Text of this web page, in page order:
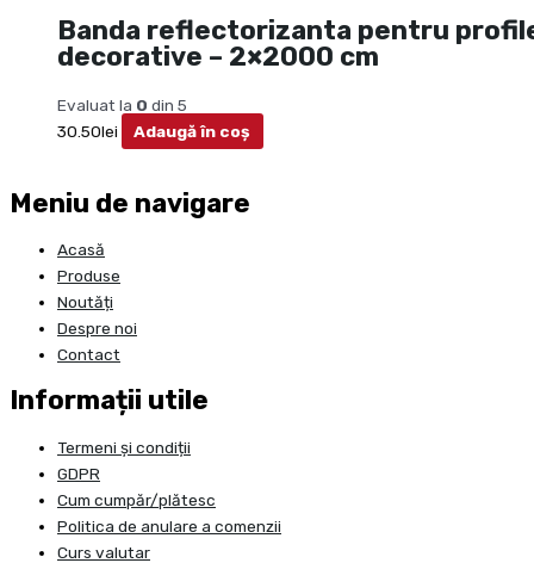
Banda reflectorizanta pentru
decorative – 2×2000 cm
Evaluat la 0 din 5
30.50lei Adaugă în coș
Meniu de navigare
Acasă
Produse
Noutăți
Despre noi
Contact
Informații utile
Termeni și condiții
GDPR
Cum cumpăr/plătesc
Politica de anulare a comenzii
Curs valutar